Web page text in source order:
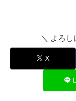
＼ よろ
X